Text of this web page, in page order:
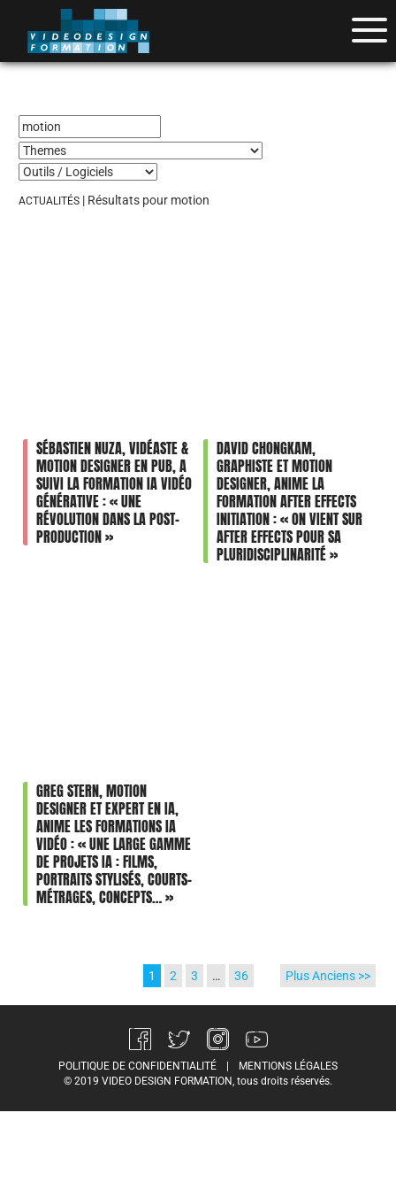
ACTUALITÉS | Résultats pour motion
SÉBASTIEN NUZA, VIDÉASTE &
MOTION DESIGNER EN PUB, A
SUIVI LA FORMATION IA VIDÉO
GÉNÉRATIVE : « UNE
RÉVOLUTION DANS LA POST-
PRODUCTION »
DAVID CHONGKAM,
GRAPHISTE ET MOTION
DESIGNER, ANIME LA
FORMATION AFTER EFFECTS
INITIATION : « ON VIENT SUR
AFTER EFFECTS POUR SA
PLURIDISCIPLINARITÉ »
GREG STERN, MOTION
DESIGNER ET EXPERT EN IA,
ANIME LES FORMATIONS IA
VIDÉO : « UNE LARGE GAMME
DE PROJETS IA : FILMS,
PORTRAITS STYLISÉS, COURTS-
MÉTRAGES, CONCEPTS… »
1 2 3 … 36 Plus Anciens >>
POLITIQUE DE CONFIDENTIALITÉ
MENTIONS LÉGALES
© 2019 VIDEO DESIGN FORMATION, tous droits réservés.